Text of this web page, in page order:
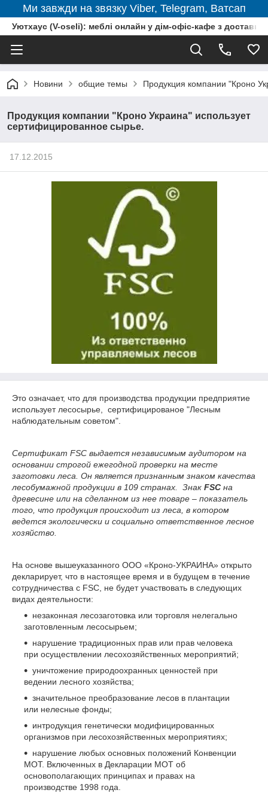
Ми завжди на звязку Viber, Telegram, Ватсап
Уютхаус (V-oseli): меблі онлайн у дім-офіс-кафе з
Новини общие темы Продукция компании "Кроно
Продукция компании "Кроно Украина" использует
сертифицированное сырье.
17.12.2015
Это означает, что для производства продукции предприятие
использует лесосырье, сертифицированое "Лесным
наблюдательным советом".
Сертификат FSC выдается независимым аудитором на
основании строгой ежегодной проверки на месте
заготовки леса. Он является признанным знаком качества
лесобумажной продукции в 109 странах. Знак FSC на
древесине или на сделанном из нее товаре – показатель
того, что продукция происходит из леса, в котором
ведется экологически и социально ответственное лесное
хозяйство.
На основе вышеуказанного ООО «Кроно-УКРАИНА» открыто
декларирует, что в настоящее время и в будущем в течение
сотрудничества с FSC, не будет участвовать в следующих
видах деятельности:
незаконная лесозаготовка или торговля нелегально
заготовленным лесосырьем;
нарушение традиционных прав или прав человека
при осуществлении лесохозяйственных мероприятий;
уничтожение природоохранных ценностей при
ведении лесного хозяйства;
значительное преобразование лесов в плантации
или нелесные фонды;
интродукция генетически модифицированных
организмов при лесохозяйственных мероприятиях;
нарушение любых основных положений Конвенции
МОТ. Включенных в Декларации МОТ об
основополагающих принципах и правах на
производстве 1998 года.